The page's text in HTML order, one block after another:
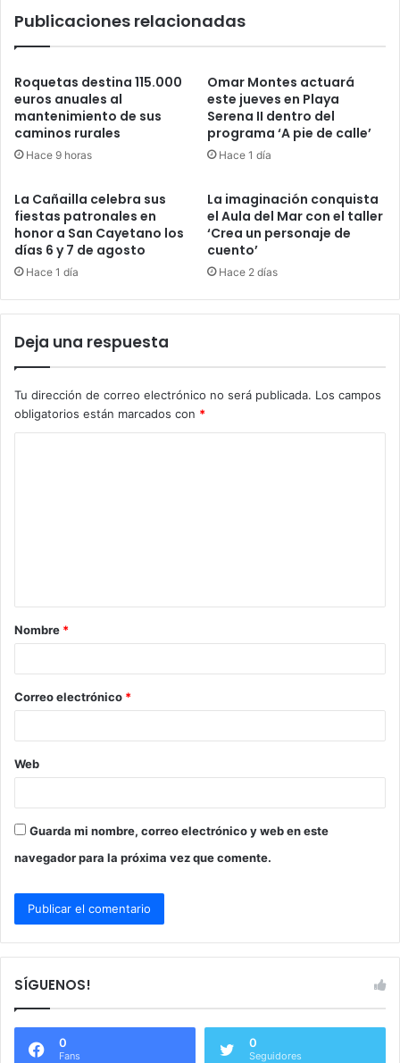
Publicaciones relacionadas
Roquetas destina 115.000
euros anuales al
mantenimiento de sus
caminos rurales
Hace 9 horas
Omar Montes actuará
este jueves en Playa
Serena II dentro del
programa ‘A pie de calle’
Hace 1 día
La Cañailla celebra sus
fiestas patronales en
honor a San Cayetano los
días 6 y 7 de agosto
Hace 1 día
La imaginación conquista
el Aula del Mar con el taller
‘Crea un personaje de
cuento’
Hace 2 días
Deja una respuesta
Tu dirección de correo electrónico no será publicada. Los campos
obligatorios están marcados con *
a
r
*
Nombre *
Correo electrónico *
Web
Guarda mi nombre, correo electrónico y web en este
navegador para la próxima vez que comente.
SÍGUENOS!
0
Fans
0
Seguidores